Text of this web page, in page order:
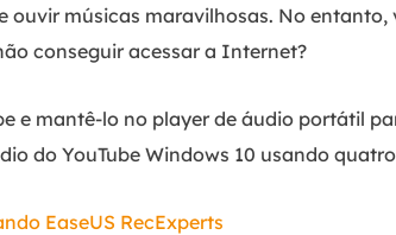
ouvir músicas maravilhosas. No
conseguir acessar a Internet?
e mantê-lo no player de áudio portátil
do YouTube Windows 10 usando
EaseUS RecExperts